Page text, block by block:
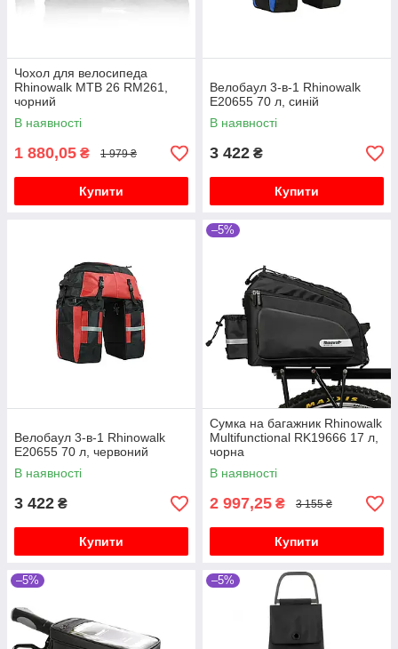
Чохол для велосипеда
Rhinowalk MTB 26 RM261,
чорний
В наявності
1 880,05 ₴ 1 979 ₴
Купити
Велобаул 3-в-1 Rhinowalk
E20655 70 л, синій
В наявності
3 422 ₴
Купити
Велобаул 3-в-1 Rhinowalk
E20655 70 л, червоний
В наявності
3 422 ₴
Купити
–5%
Сумка на багажник Rhinowalk
Multifunctional RK19666 17 л,
чорна
В наявності
2 997,25 ₴ 3 155 ₴
Купити
–5% –5%